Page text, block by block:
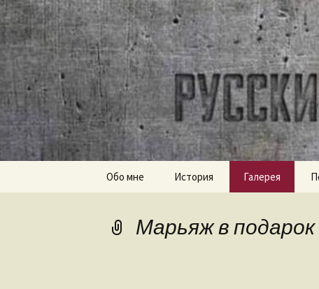
ussr-
Часовое наследие СССР
Перейти
Обо мне История Галерея
Марьяж в подарок